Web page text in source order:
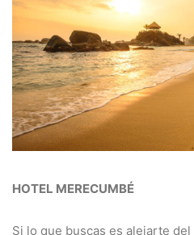
HOTEL MERECUMBÉ
Si lo que buscas es alejarte